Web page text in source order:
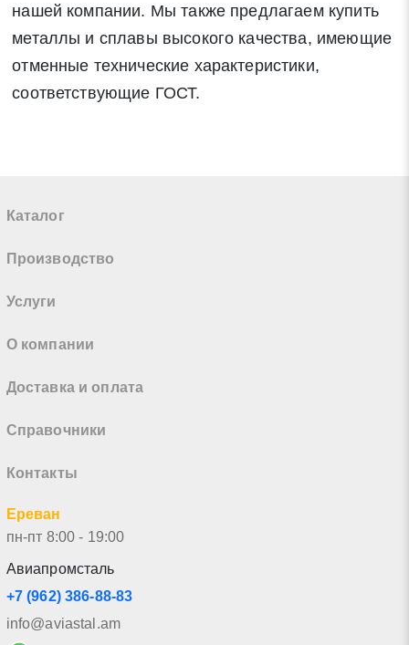
нашей компании. Мы также предлагаем купить
металлы и сплавы высокого качества, имеющие
отменные технические характеристики,
соответствующие ГОСТ.
Каталог
Производство
Услуги
О компании
Доставка и оплата
Справочники
Контакты
Ереван
пн-пт 8:00 - 19:00
Авиапромсталь
+7 (962) 386-88-83
info@aviastal.am